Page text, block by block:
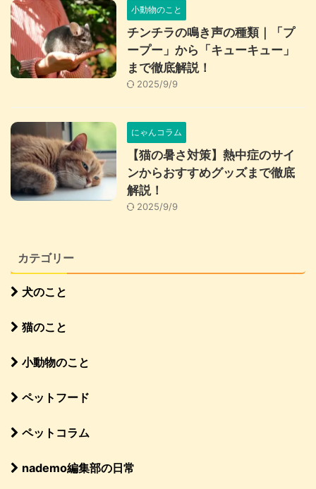
小動物のこと
チンチラの鳴き声の種類｜「プ
ープー」から「キューキュー」
まで徹底解説！
2025/9/9
にゃんコラム
【猫の暑さ対策】熱中症のサイ
ンからおすすめグッズまで徹底
解説！
2025/9/9
カテゴリー
犬のこと
猫のこと
小動物のこと
ペットフード
ペットコラム
nademo編集部の日常